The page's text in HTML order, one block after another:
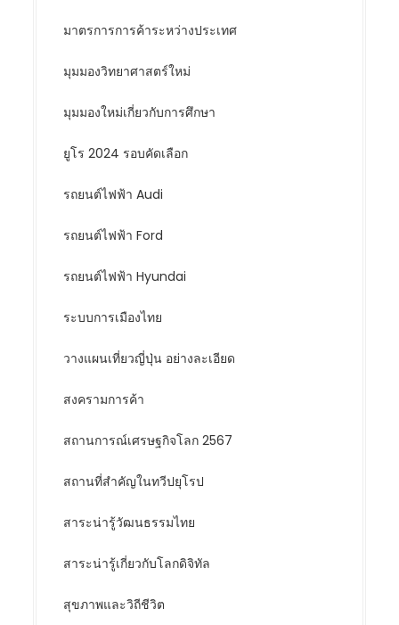
มาตรการการค้าระหว่างประเทศ
มุมมองวิทยาศาสตร์ใหม่
มุมมองใหม่เกี่ยวกับการศึกษา
ยูโร 2024 รอบคัดเลือก
รถยนต์ไฟฟ้า Audi
รถยนต์ไฟฟ้า Ford
รถยนต์ไฟฟ้า Hyundai
ระบบการเมืองไทย
วางแผนเที่ยวญี่ปุ่น อย่างละเอียด
สงครามการค้า
สถานการณ์เศรษฐกิจโลก 2567
สถานที่สำคัญในทวีปยุโรป
สาระน่ารู้วัฒนธรรมไทย
สาระน่ารู้เกี่ยวกับโลกดิจิทัล
สุขภาพและวิถีชีวิต